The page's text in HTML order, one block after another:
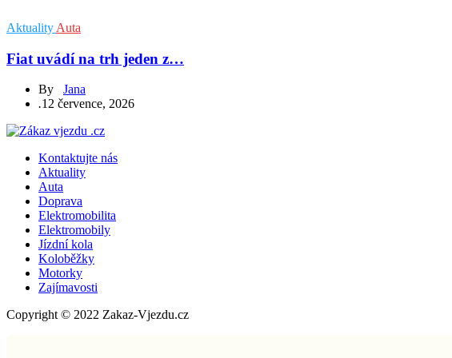
Aktuality Auta
Fiat uvádí na trh jeden z…
By Jana
.12 července, 2026
Kontaktujte nás
Aktuality
Auta
Doprava
Elektromobilita
Elektromobily
Jízdní kola
Koloběžky
Motorky
Zajímavosti
Copyright © 2022 Zakaz-Vjezdu.cz